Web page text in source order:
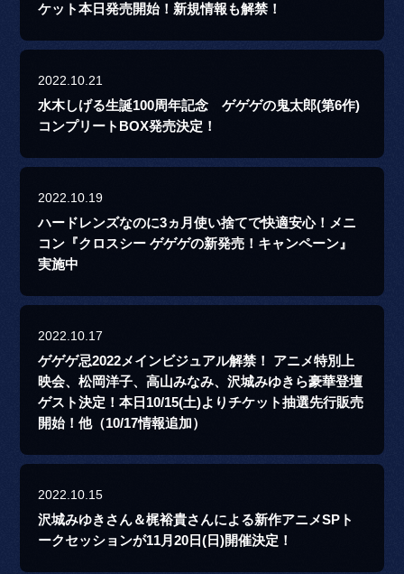
ケット本日発売開始！新規情報も解禁！
2022.10.21
水木しげる生誕100周年記念 ゲゲゲの鬼太郎(第6作)
コンプリートBOX発売決定！
2022.10.19
ハードレンズなのに3ヵ月使い捨てで快適安心！メニ
コン『クロスシー ゲゲゲの新発売！キャンペーン』
実施中
2022.10.17
ゲゲゲ忌2022メインビジュアル解禁！ アニメ特別上
映会、松岡洋子、高山みなみ、沢城みゆきら豪華登壇
ゲスト決定！本日10/15(土)よりチケット抽選先行販売
開始！他（10/17情報追加）
2022.10.15
沢城みゆきさん＆梶裕貴さんによる新作アニメSPト
ークセッションが11月20日(日)開催決定！